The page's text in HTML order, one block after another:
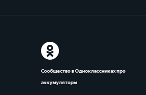
Сообщество в Одноклассниках про
аккумуляторы